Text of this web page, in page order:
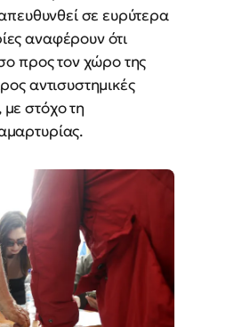
σε ευρύτερα
αναφέρουν ότι
προς τον χώρο της
αντισυστημικές
στόχο τη